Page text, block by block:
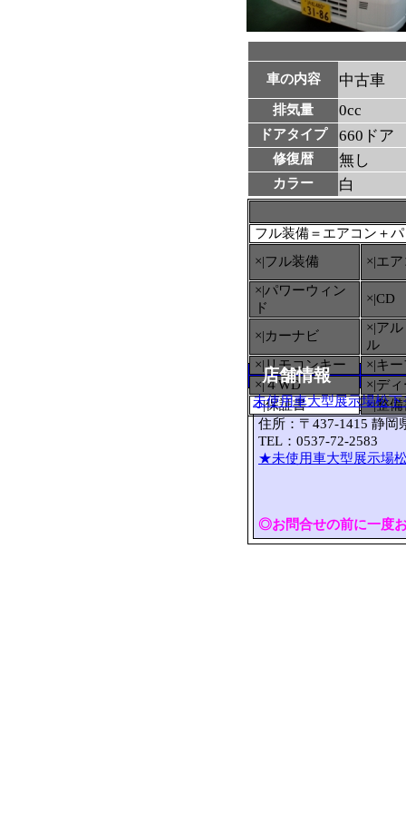
車の内容 中古車
排気量 0cc
ドアタイプ 660ドア
修復暦 無し
カラー 白
フル装備＝エアコン＋
×|フル装備
×|エ
×|パワーウィン
ド
×|CD
×|カーナビ
×|ア
ル
×|リモコンキー
×|キ
×|４WD
×|デ
○|保証書 ×|整
店舗情報
未使用車大型展示場松
住所：〒437-1415 静岡
TEL：0537-72-2583
★未使用車大型展示場
◎お問合せの前に一度